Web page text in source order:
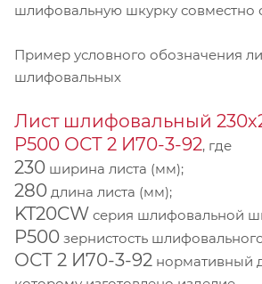
шлифовальную шкурку совместно
Пример условного обозначения
шлифовальных
Лист шлифовальный
P500 ОСТ 2 И70-3-92, где
230 ширина листа (мм);
280 длина листа (мм);
KT20CW серия шлифовальной
P500 зернистость
ОСТ 2 И70-3-92 нормативный